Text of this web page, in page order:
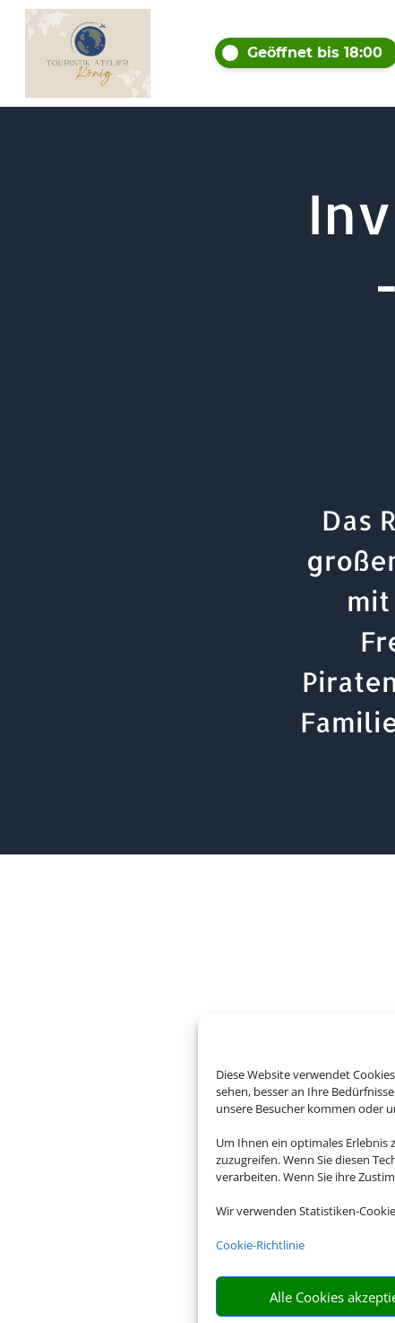
Diese Website verwendet
sehen, besser an Ihre
unsere Besucher kommen oder
Um Ihnen ein optimales
zuzugreifen. Wenn Sie diesen
verarbeiten. Wenn Sie ihre
Wir verwenden Statistiken-
Cookie-Richtlinie
Alle Cookies
Geöffnet bis 18:00
Das